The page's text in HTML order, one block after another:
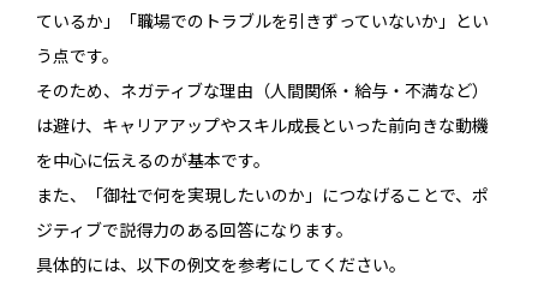
ているか」「職場でのトラブルを引きずっていないか」とい
う点です。
そのため、ネガティブな理由（人間関係・給与・不満など）
は避け、キャリアアップやスキル成長といった前向きな動機
を中心に伝えるのが基本です。
また、「御社で何を実現したいのか」につなげることで、ポ
ジティブで説得力のある回答になります。
具体的には、以下の例文を参考にしてください。